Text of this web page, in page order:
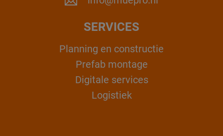
SERVICES
Planning en constructie
Prefab montage
Digitale services
Logistiek